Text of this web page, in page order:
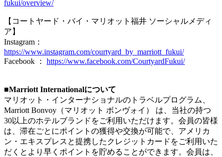
fukui/overview/
【コートヤード・バイ・マリオット福井 ソーシャルメディ
ア】
Instagram：
https://www.instagram.com/courtyard_by_marriott_fukui/
Facebook ： https://www.facebook.com/CourtyardFukui/
■Marriott Internationalについて
マリオット・インターナショナルのトラベルプログラム、
Marriott Bonvoy（マリオット ボンヴォイ） は、当社の持つ
30以上のホテルブランドをご利用いただけます。会員の皆様
は、滞在ごとにポイントの獲得や交換が可能で、アメリカ
ン・エキスプレスと提携したクレジットカードをご利用いた
だくとより早くポイントを貯めることができます。会員は、